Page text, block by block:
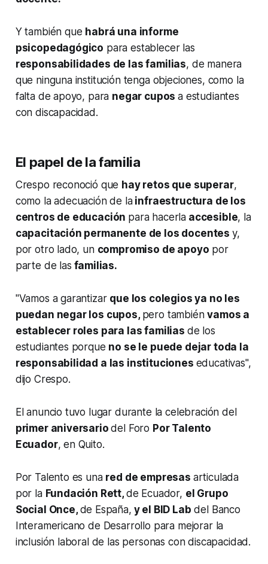
Y también que habrá una informe
psicopedagógico para establecer las
responsabilidades de las familias, de manera
que ninguna institución tenga objeciones, como la
falta de apoyo, para negar cuposa estudiantes
con discapacidad.
El papel de la familia
Crespo reconoció que hay retos que superar,
como la adecuación de lainfraestructura de los
centros de educación para hacerla accesible, la
capacitación permanente de los docentes y,
por otro lado, un compromiso de apoyo por
parte de las familias.
"Vamos a garantizar que los colegios ya no les
puedan negar los cupos, pero tambiénvamos a
establecer roles para las familias de los
estudiantes porque no se le puede dejar toda la
responsabilidad a las instituciones educativas",
dijo Crespo.
El anuncio tuvo lugar durante la celebración del
primer aniversariodel Foro Por Talento
Ecuador, en Quito.
Por Talento es una red de empresas articulada
por la Fundación Rett,de Ecuador, el Grupo
Social Once,de España, y el BID Lab del Banco
Interamericano de Desarrollo para mejorar la
inclusión laboral de las personas con discapacidad.